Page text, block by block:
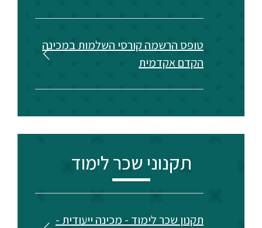
טופס הרשמה קורסי השלמות במכינה
הקדם אקדמית
תקנוני שכר לימוד
תקנון שכר לימוד - מכינה ייעודית -